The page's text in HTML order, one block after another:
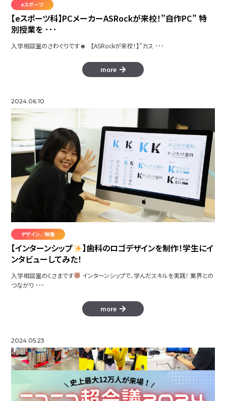
eスポーツ
【eスポーツ科】PCメーカーASRockが来校！”自作PC” 特
別授業を ･･･
入学相談室のさわぐりです☻ 【ASRockが来校！】"カス ･･･
more
2024.06.10
デザイン／映像
【インターンシップ
】歯科のロゴデザインを制作！学生にイ
ンタビューしてみた！
入学相談室のくさまです
インターンシップで、学んだスキルを実践！ 業界との
つながり ･･･
more
2024.05.23